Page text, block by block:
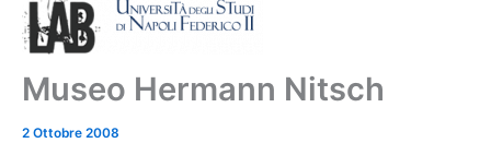
Museo Hermann Nitsch
2 Ottobre 2008